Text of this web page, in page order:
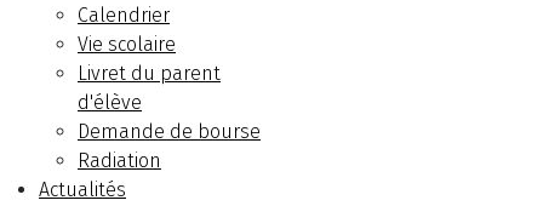
Calendrier
Vie scolaire
Livret du parent
d'élève
Demande de bourse
Radiation
Actualités